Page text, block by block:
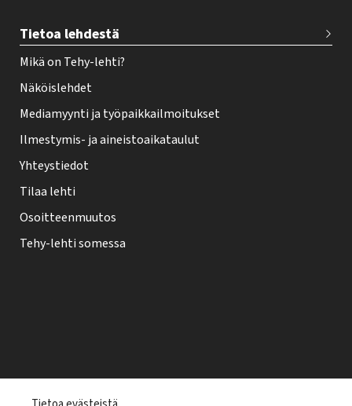
Tietoa lehdestä
Mikä on Tehy-lehti?
Näköislehdet
Mediamyynti ja työpaikkailmoitukset
Ilmestymis- ja aineistoaikataulut
Yhteystiedot
Tilaa lehti
Osoitteenmuutos
Tehy-lehti somessa